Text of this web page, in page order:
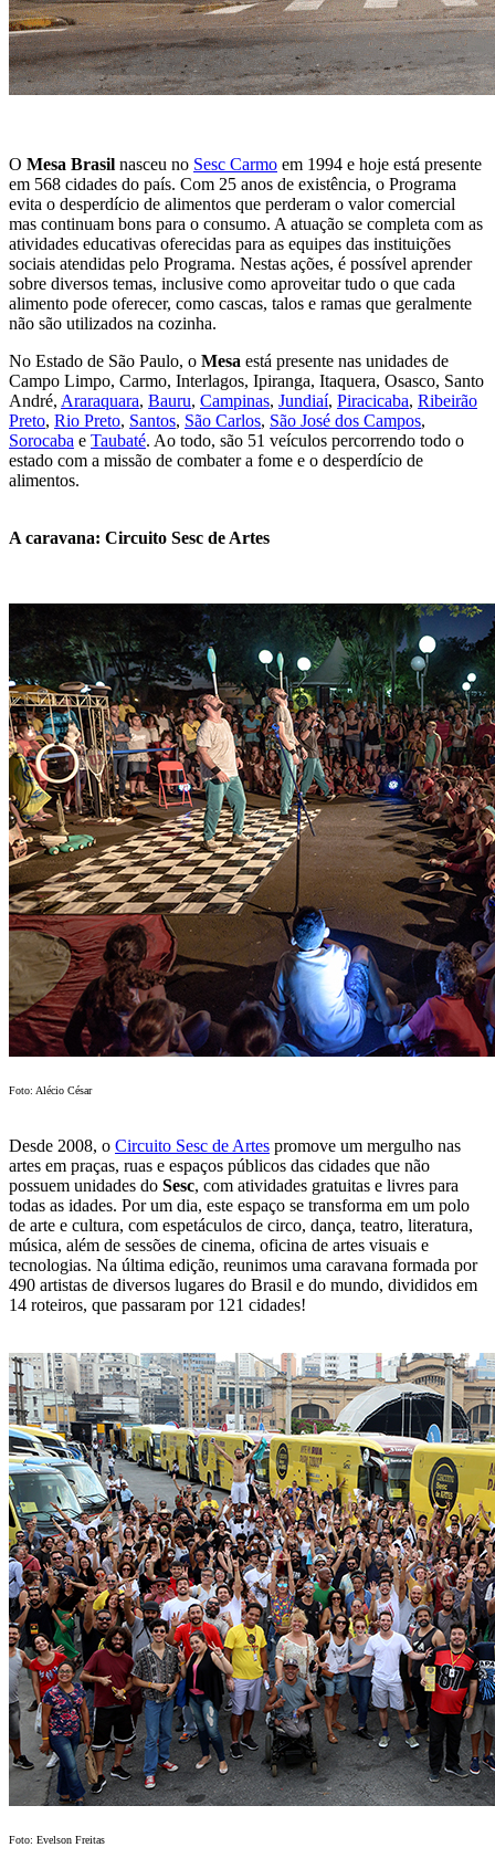
O Mesa Brasil nasceu no Sesc Carmo em 1994 e hoje está presente
em 568 cidades do país. Com 25 anos de existência, o Programa
evita o desperdício de alimentos que perderam o valor comercial
mas continuam bons para o consumo. A atuação se completa com as
atividades educativas oferecidas para as equipes das instituições
sociais atendidas pelo Programa. Nestas ações, é possível aprender
sobre diversos temas, inclusive como aproveitar tudo o que cada
alimento pode oferecer, como cascas, talos e ramas que geralmente
não são utilizados na cozinha.
No Estado de São Paulo, o Mesa está presente nas unidades de
Campo Limpo, Carmo, Interlagos, Ipiranga, Itaquera, Osasco, Santo
André, Araraquara, Bauru, Campinas, Jundiaí, Piracicaba, Ribeirão
Preto, Rio Preto, Santos, São Carlos, São José dos Campos,
Sorocaba e Taubaté. Ao todo, são 51 veículos percorrendo todo o
estado com a missão de combater a fome e o desperdício de
alimentos.
A caravana: Circuito Sesc de Artes
Foto: Alécio César
Desde 2008, o Circuito Sesc de Artes promove um mergulho nas
artes em praças, ruas e espaços públicos das cidades que não
possuem unidades do Sesc, com atividades gratuitas e livres para
todas as idades. Por um dia, este espaço se transforma em um polo
de arte e cultura, com espetáculos de circo, dança, teatro, literatura,
música, além de sessões de cinema, oficina de artes visuais e
tecnologias. Na última edição, reunimos uma caravana formada por
490 artistas de diversos lugares do Brasil e do mundo, divididos em
14 roteiros, que passaram por 121 cidades!
Foto: Evelson Freitas